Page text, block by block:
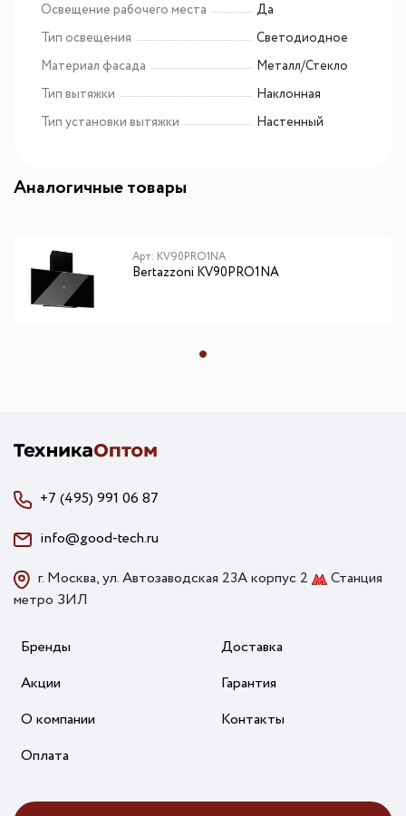
Освещение рабочего места
Да
Тип освещения
Светодиодное
Материал фасада
Металл/Стекло
Тип вытяжки
Наклонная
Тип установки вытяжки
Настенный
Аналогичные товары
Арт: KV90PRO1NA
Bertazzoni KV90PRO1NA
+7 (495) 991 06 87
info@good-tech.ru
г. Москва, ул. Автозаводская 23А корпус 2
Станция
метро ЗИЛ
Бренды
Акции
О компании
Оплата
Доставка
Гарантия
Контакты